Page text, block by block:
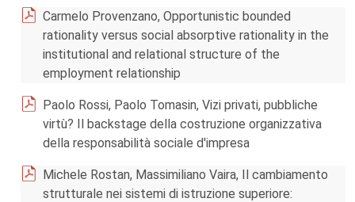
Carmelo Provenzano, Opportunistic bounded
rationality versus social absorptive rationality in the
institutional and relational structure of the
employment relationship
Paolo Rossi, Paolo Tomasin, Vizi privati, pubbliche
virtù? Il backstage della costruzione organizzativa
della responsabilità sociale d'impresa
Michele Rostan, Massimiliano Vaira, Il cambiamento
strutturale nei sistemi di istruzione superiore: